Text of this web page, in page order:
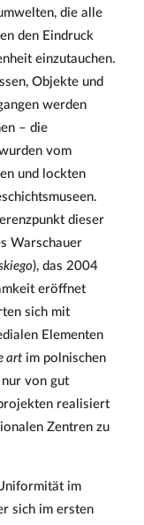
die alle
den Eindruck
einzutauchen.
Objekte und
werden
– die
vom
und lockten
dieser
Warschauer
), das 2004
eröffnet
sich mit
Elementen
artim polnischen
von gut
realisiert
Zentren zu
im
sich im ersten